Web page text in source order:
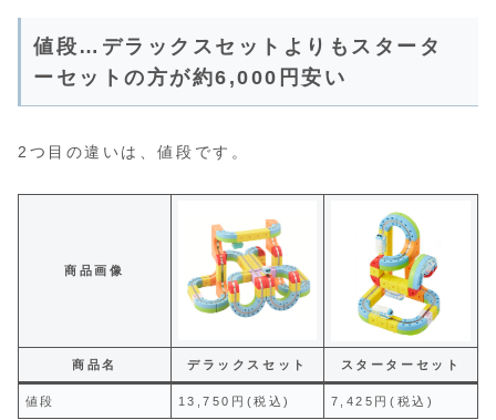
値段…デラックスセットよりもスタータ
ーセットの方が約6,000円安い
2つ目の違いは、値段です。
商品画像
商品名 デラックスセット スターターセット
値段 13,750円(税込) 7,425円(税込)